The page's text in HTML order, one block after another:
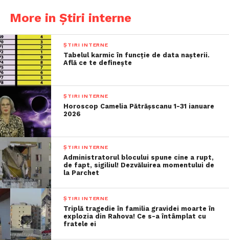
More in Știri interne
ȘTIRI INTERNE
Tabelul karmic în funcție de data nașterii.
Află ce te definește
ȘTIRI INTERNE
Horoscop Camelia Pătrășscanu 1-31 ianuare
2026
ȘTIRI INTERNE
Administratorul blocului spune cine a rupt,
de fapt, sigiliul! Dezvăluirea momentului de
la Parchet
ȘTIRI INTERNE
Triplă tragedie în familia gravidei moarte în
explozia din Rahova! Ce s-a întâmplat cu
fratele ei